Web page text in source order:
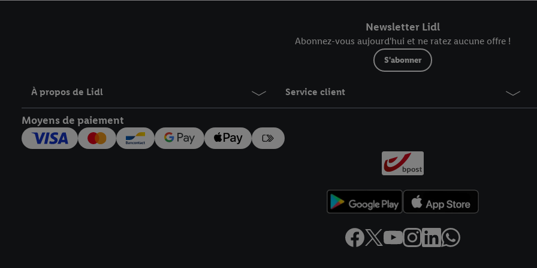
Newsletter Lidl
Abonnez-vous aujourd'hui et ne ratez aucune offre !
S'abonner
À propos de Lidl Service client
Moyens de paiement